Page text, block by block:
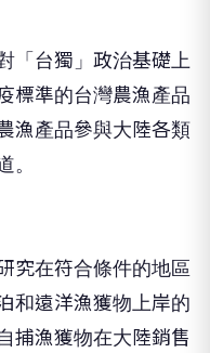
「台獨」政治基礎上
標準的台灣農漁產品
漁產品參與大陸各類
。
究在符合條件的地區
和遠洋漁獲物上岸的
捕漁獲物在大陸銷售